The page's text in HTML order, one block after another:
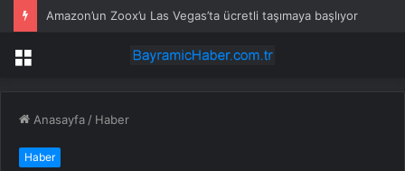
Amazon’un Zoox’u Las Vegas’ta ücretli taşımaya başlıyor
Menü
Anasayfa / Haber
Haber